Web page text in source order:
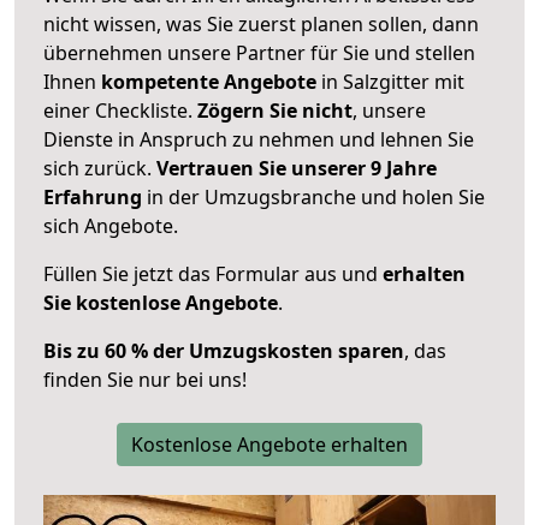
nicht wissen, was Sie zuerst planen sollen, dann
übernehmen unsere Partner für Sie und stellen
Ihnen kompetente Angebote in Salzgitter mit
einer Checkliste. Zögern Sie nicht, unsere
Dienste in Anspruch zu nehmen und lehnen Sie
sich zurück. Vertrauen Sie unserer 9 Jahre
Erfahrung in der Umzugsbranche und holen Sie
sich Angebote.
Füllen Sie jetzt das Formular aus und erhalten
Sie kostenlose Angebote.
Bis zu 60 % der Umzugskosten sparen, das
finden Sie nur bei uns!
Kostenlose Angebote erhalten